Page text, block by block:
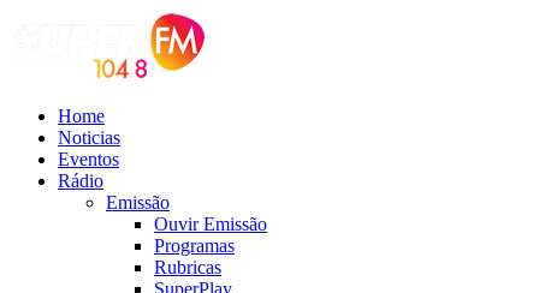
Home
Noticias
Eventos
Rádio
Emissão
Ouvir Emissão
Programas
Rubricas
SuperPlay